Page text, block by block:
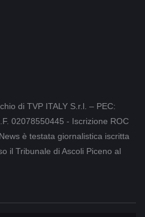
di TVP ITALY S.r.l. – PEC:
02078550445 - Iscrizione ROC
è testata giornalistica iscritta
il Tribunale di Ascoli Piceno al